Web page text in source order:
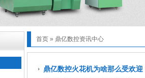
首页 » 鼎亿数控资讯中心
鼎亿数控火花机为啥那么受欢迎